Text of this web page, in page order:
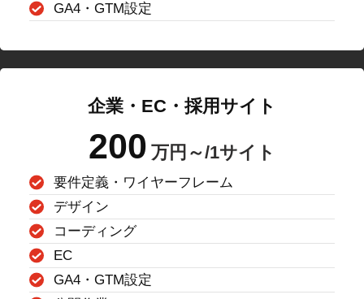
GA4・GTM設定
企業・EC・採用サイト
200 万円～/1サイト
要件定義・ワイヤーフレーム
デザイン
コーディング
EC
GA4・GTM設定